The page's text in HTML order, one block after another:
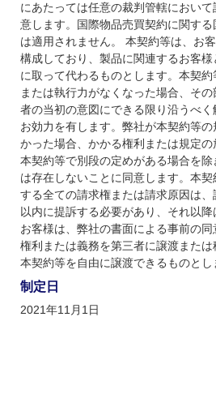
にあたっては任意の裁判管轄におい
意します。国際物品売買契約に関す
は適用されません。 本契約等は、お
構成しており、製品に関連するお客
に取って代わるものとします。本契
または執行力がなくなった場合、そ
者の当初の意図にできる限り沿うべ
お効力を有します。弊社が本契約等
かった場合、かかる権利または規定の
本契約等で別段の定めがある場合を
は存在しないことに同意します。本
する全ての請求権または請求原因は
以内に提訴する必要があり、それ以降
お客様は、弊社の書面による事前の同
権利または義務を第三者に譲渡または
本契約等を自由に譲渡できるものとし
制定日
2021年11月1日